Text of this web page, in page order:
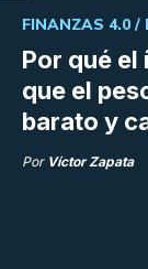
Por qué el
que el
barato y
FINANZAS 4.0 /
Por Víctor Zapata